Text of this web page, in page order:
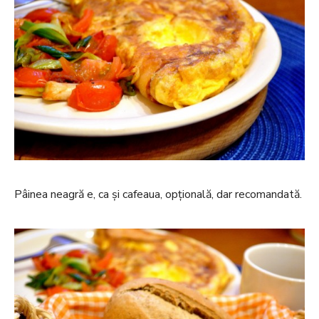
Pâinea neagră e, ca și cafeaua, opțională, dar recomandată.